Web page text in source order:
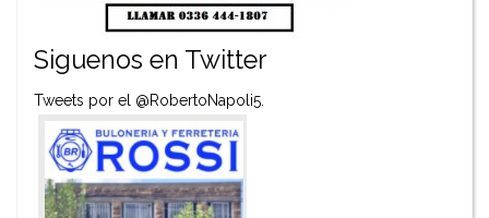
Siguenos en Twitter
Tweets por el @RobertoNapoli5.